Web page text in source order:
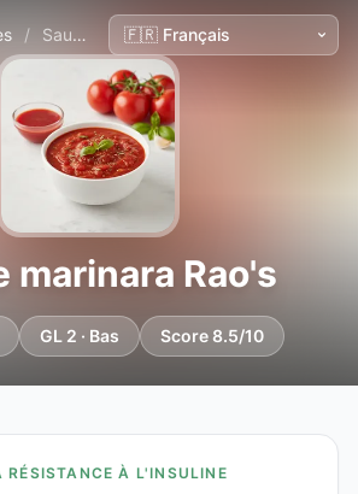
/ Sauce marinara Rao's
marinara Rao's
GL 2 · Bas Score 8.5/10
RÉSISTANCE À L'INSULINE